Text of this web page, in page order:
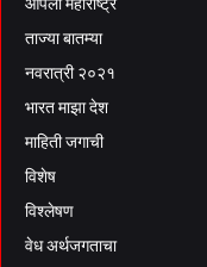
ताज्या बातम्या
नवरात्री २०२१
भारत माझा देश
माहिती जगाची
विशेष
विश्लेषण
वेध अर्थजगताचा